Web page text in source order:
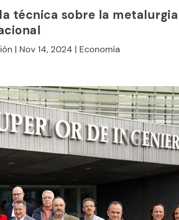
técnica sobre la metalurgia
| Nov 14, 2024 | Economía